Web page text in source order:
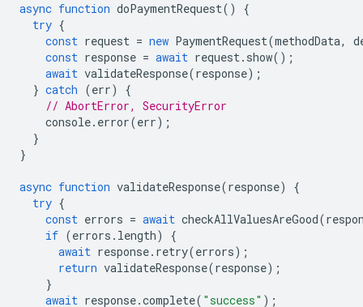
async function doPaymentRequest()
{
try {
const request = new PaymentRequest(methodData,
const response = await request. show();
await validateResponse(response);
} catch (err)
{
// AbortError, SecurityError
console. error(err);
}
}
async function validateResponse(response)
{
try {
const errors = await checkAllValuesAreGood(
if (errors . length)
{
await response. retry(errors);
return validateResponse(response);
}
await response.complete( "success" );